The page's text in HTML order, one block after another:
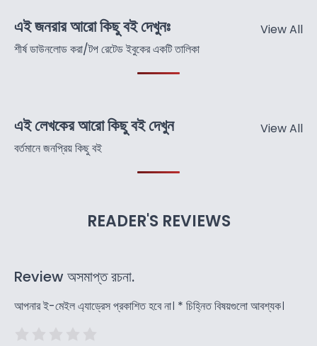
এই জনরার আরো কিছু বই দেখুনঃ
শীর্ষ ডাউনলোড করা/টপ রেটেড ইবুকের একটি তালিকা
View All
এই লেখকের আরো কিছু বই দেখুন
বর্তমানে জনপ্রিয় কিছু বই
View All
READER'S REVIEWS
Review অসমাপ্ত রচনা.
আপনার ই-মেইল এ্যাড্রেস প্রকাশিত হবে না। * চিহ্নিত বিষয়গুলো আবশ্যক।